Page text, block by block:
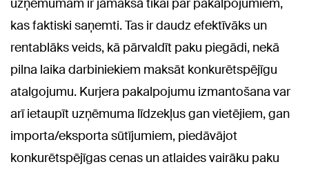
uzņēmumam ir jāmaksā tikai par pakalpojumiem,
kas faktiski saņemti. Tas ir daudz efektīvāks un
rentablāks veids, kā pārvaldīt paku piegādi, nekā
pilna laika darbiniekiem maksāt konkurētspējīgu
atalgojumu. Kurjera pakalpojumu izmantošana var
arī ietaupīt uzņēmuma līdzekļus gan vietējiem, gan
importa/eksporta sūtījumiem, piedāvājot
konkurētspējīgas cenas un atlaides vairāku paku